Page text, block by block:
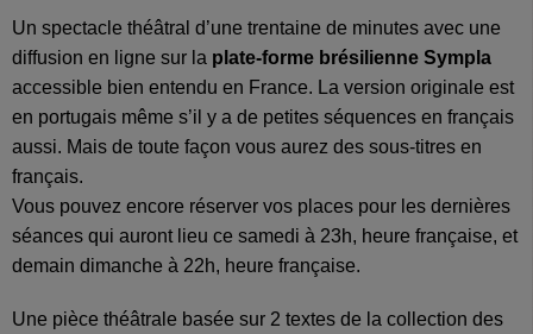
Un spectacle théâtral d’une trentaine de minutes avec une
diffusion en ligne sur la plate-forme brésilienne Sympla
accessible bien entendu en France. La version originale est
en portugais même s’il y a de petites séquences en français
aussi. Mais de toute façon vous aurez des sous-titres en
français.
Vous pouvez encore réserver vos places pour les dernières
séances qui auront lieu ce samedi à 23h, heure française, et
demain dimanche à 22h, heure française.
Une pièce théâtrale basée sur 2 textes de la collection des